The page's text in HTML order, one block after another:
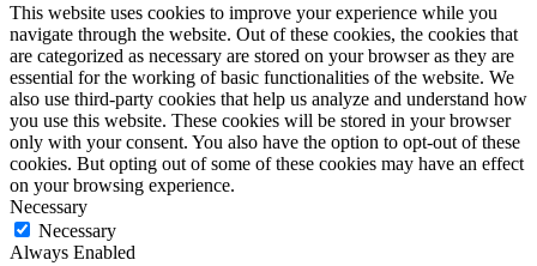
This website uses cookies to improve your experience while you
navigate through the website. Out of these cookies, the cookies that
are categorized as necessary are stored on your browser as they are
essential for the working of basic functionalities of the website. We
also use third-party cookies that help us analyze and understand how
you use this website. These cookies will be stored in your browser
only with your consent. You also have the option to opt-out of these
cookies. But opting out of some of these cookies may have an effect
on your browsing experience.
Necessary
Necessary
Always Enabled